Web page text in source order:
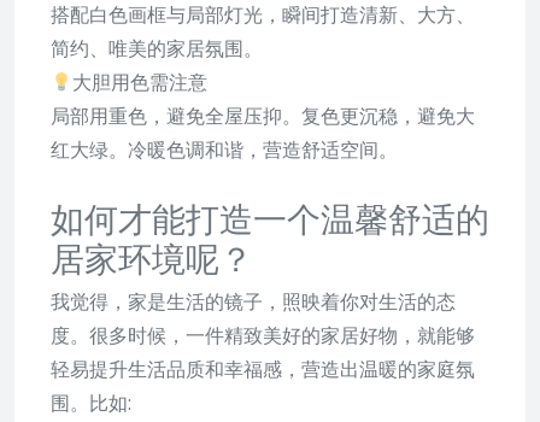
搭配白色画框与局部灯光，瞬间打造清新、大方、
简约、唯美的家居氛围。
大胆用色需注意
局部用重色，避免全屋压抑。复色更沉稳，避免大
红大绿。冷暖色调和谐，营造舒适空间。
如何才能打造一个温馨舒适的
居家环境呢？
我觉得，家是生活的镜子，照映着你对生活的态
度。很多时候，一件精致美好的家居好物，就能够
轻易提升生活品质和幸福感，营造出温暖的家庭氛
围。比如: